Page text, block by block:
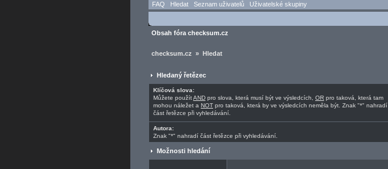
FAQ Hledat Seznam uživatelů Uživatelské skupiny
Obsah fóra checksum.cz
checksum.cz » Hledat
Hledaný řetězec
Klíčová slova:
Můžete použítAND pro slova, která musí být ve výsledcích, OR pro taková, která tam
mohou náležet a NOT pro taková, která by ve výsledcích neměla být. Znak "*" nahradí
část řetězce při vyhledávání.
Autora:
Znak "*" nahradí část řetězce při vyhledávání.
Možnosti hledání